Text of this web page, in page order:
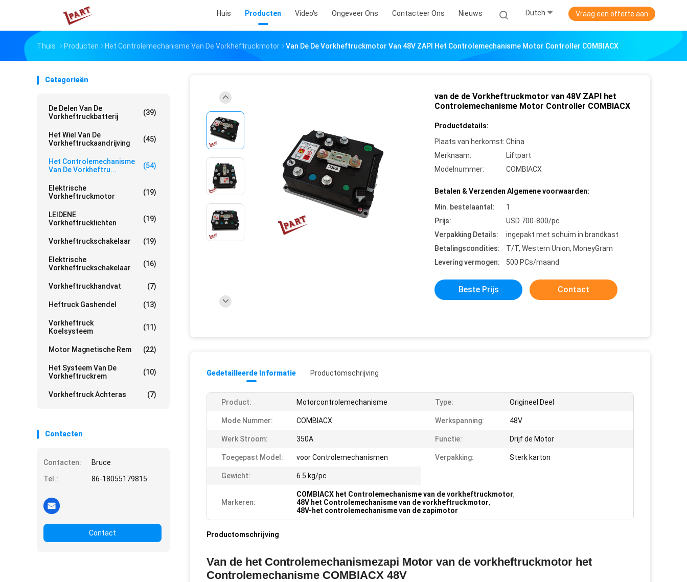
Huis Producten Video's Ongeveer Ons Contacteer Ons Nieuws Dutch Vraag een offerte aan
Thuis Producten Het Controlemechanisme Van De Vorkheftruckmotor Van De De Vorkheftruckmotor Van 48V ZAPI Het Controlemechanisme Motor Controller COMBIACX
Catagorieën
De Delen Van De
Vorkheftruckbatterij
(39)
Het Wiel Van De
Vorkheftruckaandrijving
(45)
Het Controlemechanisme
Van De Vorkheftru...
(54)
Elektrische
Vorkheftruckmotor
(19)
LEIDENE
Vorkheftrucklichten
(19)
Vorkheftruckschakelaar (19)
Elektrische
Vorkheftruckschakelaar
(16)
Vorkheftruckhandvat (7)
Heftruck Gashendel (13)
Vorkheftruck
Koelsysteem
(11)
Motor Magnetische Rem (22)
Het Systeem Van De
Vorkheftruckrem
(10)
Vorkheftruck Achteras (7)
Contacten
Contacten:
Bruce
Tel.:
86-18055179815
Contact
van de de Vorkheftruckmotor van 48V ZAPI het
Controlemechanisme Motor Controller COMBIACX
Productdetails:
Plaats van herkomst: China
Merknaam:
Liftpart
Modelnummer:
COMBIACX
Betalen & Verzenden Algemene voorwaarden:
Min. bestelaantal:
1
Prijs:
USD 700-800/pc
Verpakking Details:
ingepakt met schuim in brandkast
Betalingscondities:
T/T, Western Union, MoneyGram
Levering vermogen:
500 PCs/maand
Beste Prijs Contact
Gedetailleerde Informatie Productomschrijving
Product: Motorcontrolemechanisme Type: Origineel Deel
Mode Nummer: COMBIACX Werkspanning: 48V
Werk Stroom: 350A Functie: Drijf de Motor
Toegepast Model: voor Controlemechanismen Verpakking: Sterk karton
Gewicht: 6.5 kg/pc
Markeren:
COMBIACX het Controlemechanisme van de vorkheftruckmotor,
48V het Controlemechanisme van de vorkheftruckmotor,
48V-het controlemechanisme van de zapimotor
Productomschrijving
Van de het Controlemechanismezapi Motor van de vorkheftruckmotor het
Controlemechanisme COMBIACX 48V